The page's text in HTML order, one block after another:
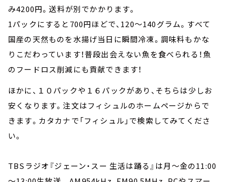
み4200円。送料が別でかかります。
1パックにすると700円ほどで、120～140グラム。すべて
国産の天然ものを水揚げ当日に瞬間冷凍。調味料もかな
りこだわっています！普段出会えない魚を食べられる！魚
のフードロス削減にも貢献できます！
ほかに、１０パックや１６パックがあり、そちらは少しお
安くなります。注文はフィシュルのホームページからで
きます。カタカナで「フィシュル」で検索してみてくださ
い。
TBSラジオ『ジェーン・スー 生活は踊る』は月～金の11:00